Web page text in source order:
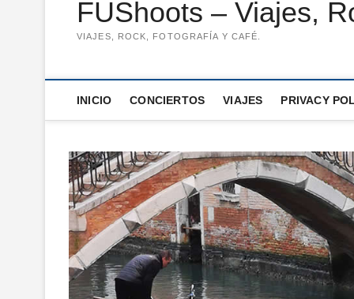
FUShoots – Viajes,
VIAJES, ROCK, FOTOGRAFÍA Y CAFÉ.
INICIO CONCIERTOS VIAJES PRIVACY